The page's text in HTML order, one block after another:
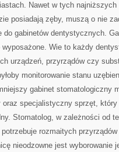
Nawet w tych
posiadają zęby, muszą o nie
do gabinetów dentystycznych.
Wie to każdy
urządzeń, przyrządów czy
monitorowanie stanu
gabinet stomatologiczny
specjalistyczny sprzęt, który
Stomatolog, w zależności od
rozmaitych
nieodzowne jest wyborowanie